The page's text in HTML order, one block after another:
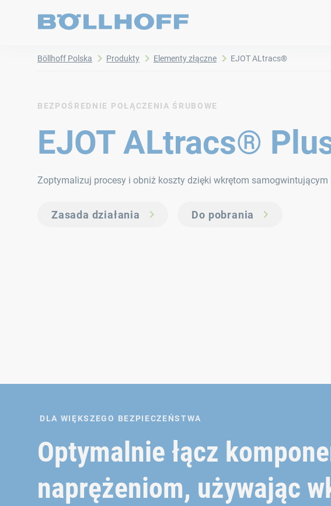
Böllhoff Polska Produkty Elementy złączne EJOT ALtracs®
BEZPOŚREDNIE POŁĄCZENIA ŚRUBOWE
EJOT ALtracs®
Zoptymalizuj procesy i obniż koszty dzięki wkrętom samogwintującym
Zasada działania Do pobrania
DLA WIĘKSZEGO BEZPIECZEŃSTWA
Optymalnie łącz
naprężeniom, używając